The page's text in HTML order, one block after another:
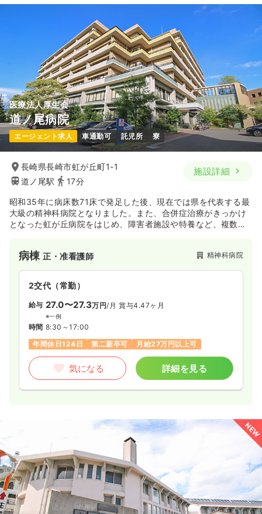
8:40～17:40（休憩60分）
4週8休以上
月給23万円以上可
気になる 詳細を見る
医療法人厚生会
道ノ尾病院
エージェント求人 車通勤可 託児所 寮
長崎県長崎市虹が丘町1-1
道ノ尾駅
17分
施設詳細
昭和35年に病床数71床で発足した後、現在では県を代表する最
大級の精神科病院となりました。また、合併症治療がきっかけ
となった虹が丘病院をはじめ、障害者施設や特養など、複数拠
病棟正・准看護師 精神科病院
2交代（常勤）
給与 27.0〜27.3万円/月 賞与4.47ヶ月
※一例
時間 8:30～17:00
年間休日124日
第二新卒可 月給27万円以上可
気になる 詳細を見る
NEW